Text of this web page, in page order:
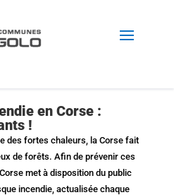
en Corse :
!
des fortes chaleurs, la Corse fait
de forêts. Afin de prévenir ces
met à disposition du public
incendie, actualisée chaque